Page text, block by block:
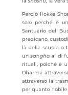
Perciò Hokke
solo perché è
Santuario del
predicano,
là della scuola o
unsangha al di
rituali, poiché è
Dharma
attraverso la
per quanto nobile